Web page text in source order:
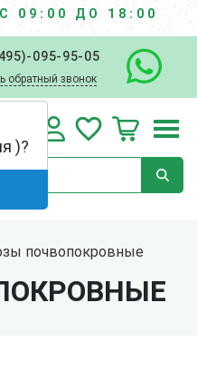
09:00 ДО 18:00
095-95-05
обратный звонок
почвопокровные
)?